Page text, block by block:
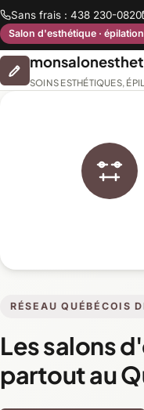
Sans frais : 438 230-0820
Salon d'esthétique ·
SOINS ESTHÉTIQUES,
RÉSEAU QUÉBÉCOIS
Les salons
partout au